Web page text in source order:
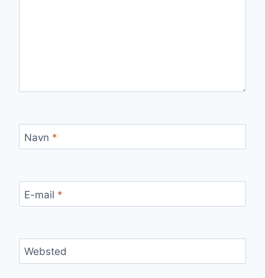
Navn *
E-mail *
Websted